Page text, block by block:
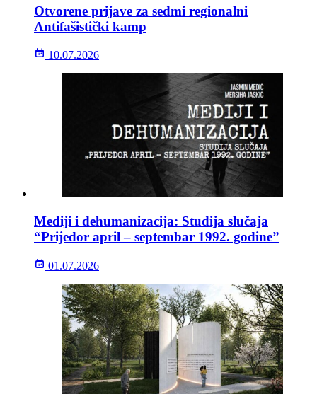
Otvorene prijave za sedmi regionalni
Antifašistički kamp
10.07.2026
Mediji i dehumanizacija: Studija slučaja
“Prijedor april – septembar 1992. godine”
01.07.2026